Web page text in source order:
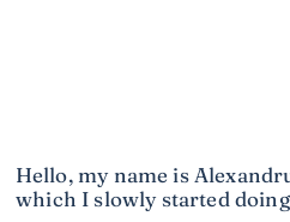
Hello, my name is
which I slowly started